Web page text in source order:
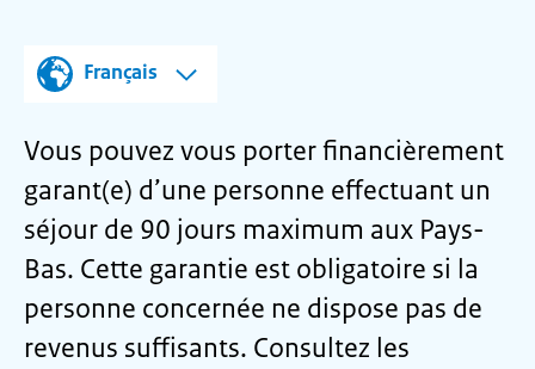
Français
Vous pouvez vous porter financièrement
garant(e) d’une personne effectuant un
séjour de 90 jours maximum aux Pays-
Bas. Cette garantie est obligatoire si la
personne concernée ne dispose pas de
revenus suffisants. Consultez les